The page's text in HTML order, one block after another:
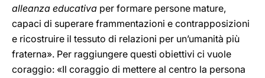
alleanza educativa per formare persone mature,
capaci di superare frammentazioni e contrapposizioni
e ricostruire il tessuto di relazioni per un’umanità più
fraterna». Per raggiungere questi obiettivi ci vuole
coraggio: «Il coraggio di mettere al centro la persona